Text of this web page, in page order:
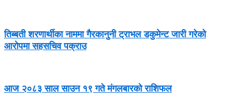
तिब्बती शरणार्थीका नाममा गैरकानुनी ट्राभल डकुमेन्ट जारी गरेको
आरोपमा सहसचिव पक्राउ
आज २०८३ साल साउन १९ गते मंगलबारको राशिफल